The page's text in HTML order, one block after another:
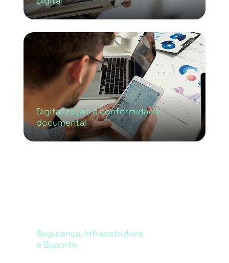
Digitalização e conformidade
documental
Segurança, Infraestrutura
e Suporte